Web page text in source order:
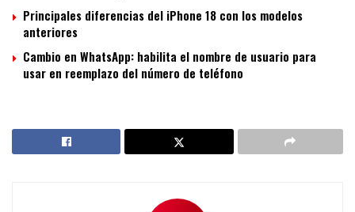
Principales diferencias del iPhone 18 con los modelos
anteriores
Cambio en WhatsApp: habilita el nombre de usuario para
usar en reemplazo del número de teléfono